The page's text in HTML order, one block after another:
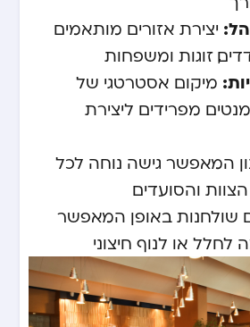
יצירת אזורים מותאמים
זוגות ומשפחות
מיקום אסטרטגי של
מפרידים ליצירת
המאפשר גישה נוחה לכל
והסועדים
שולחנות באופן המאפשר
לחלל או לנוף חיצוני